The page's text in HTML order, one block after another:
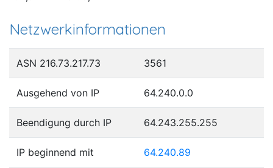
Netzwerkinformationen
ASN 216.73.217.73 3561
Ausgehend von IP 64.240.0.0
Beendigung durch IP 64.243.255.255
IP beginnend mit 64.240.89